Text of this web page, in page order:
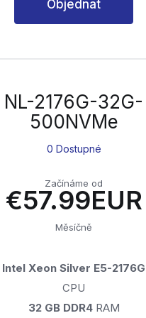
Objednat
NL-2176G-32G-
500NVMe
0 Dostupné
Začínáme od
€57.99EUR
Měsíčně
Intel Xeon Silver E5-2176G
CPU
32 GB DDR4 RAM